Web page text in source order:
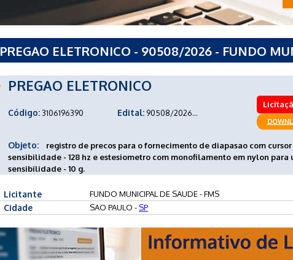
PREGAO ELETRONICO - 90508/2026 - FUNDO
PREGAO ELETRONICO
Código:3106196390 Edital: 90508/2026...
Objeto:
registro de precos para o fornecimento de diapasao com
sensibilidade - 128 hz e estesiometro com monofilamento em nylon para
sensibilidade - 10 g.
Licitante FUNDO MUNICIPAL DE SAUDE - FMS
Cidade SAO PAULO - SP